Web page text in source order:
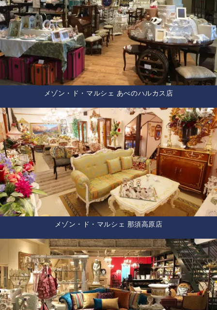
メゾン・ド・マルシェ あべのハルカス店
メゾン・ド・マルシェ 那須高原店